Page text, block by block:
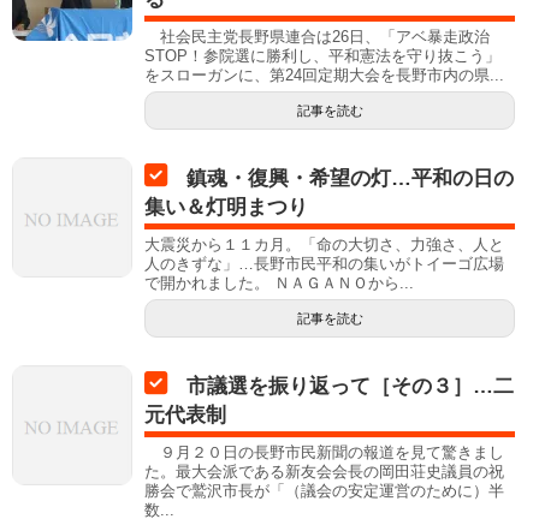
社会民主党長野県連合は26日、「アベ暴走政治
STOP！参院選に勝利し、平和憲法を守り抜こう」
をスローガンに、第24回定期大会を長野市内の県...
記事を読む
鎮魂・復興・希望の灯…平和の日の
集い＆灯明まつり
大震災から１１カ月。「命の大切さ、力強さ、人と
人のきずな」…長野市民平和の集いがトイーゴ広場
で開かれました。 ＮＡＧＡＮＯから...
記事を読む
市議選を振り返って［その３］…二
元代表制
９月２０日の長野市民新聞の報道を見て驚きまし
た。最大会派である新友会会長の岡田荘史議員の祝
勝会で鷲沢市長が「（議会の安定運営のために）半
数...